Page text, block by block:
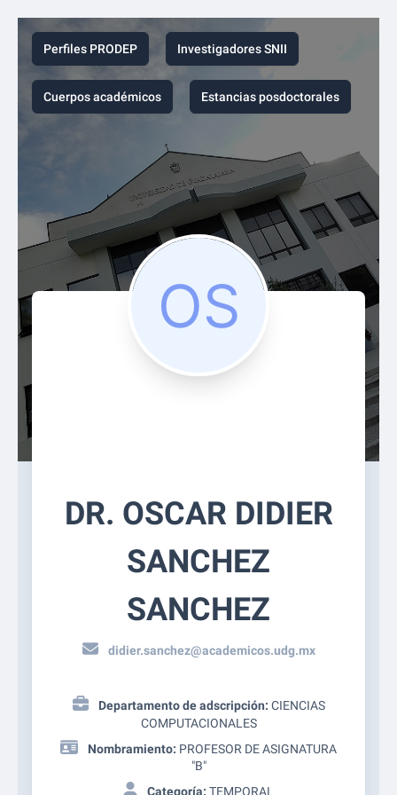
Perfiles PRODEP Investigadores SNII
Cuerpos académicos Estancias posdoctorales
DR. OSCAR DIDIER
SANCHEZ
SANCHEZ
didier.sanchez@academicos.udg.mx
Departamento de adscripción: CIENCIAS
COMPUTACIONALES
Nombramiento: PROFESOR DE ASIGNATURA
"B"
Categoría: TEMPORAL